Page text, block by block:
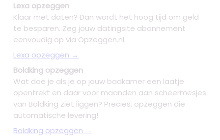
Lexa opzeggen
Klaar met daten? Dan wordt het hoog tijd om geld
te besparen. Zeg jouw datingsite abonnement
eenvoudig op via Opzeggen.nl
Lexa opzeggen →
Boldking opzeggen
Wat doe je als je op jouw badkamer een laatje
opentrekt en daar voor maanden aan scheermesjes
van Boldking ziet liggen? Precies, opzeggen die
automatische levering!
Boldking opzeggen →